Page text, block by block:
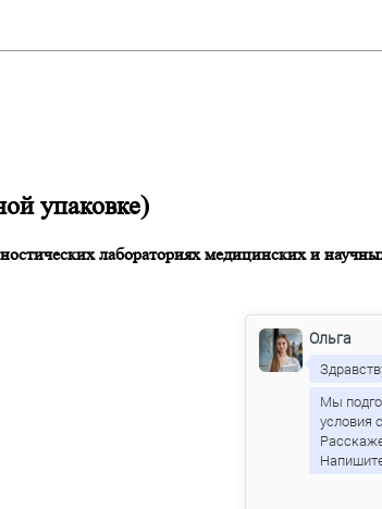
упаковке)
лабораториях медицинских и
Ольга
Мы
условия